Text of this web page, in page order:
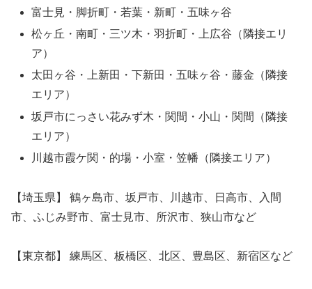
富士見・脚折町・若葉・新町・五味ヶ谷
松ヶ丘・南町・三ツ木・羽折町・上広谷（隣接エリ
ア）
太田ヶ谷・上新田・下新田・五味ヶ谷・藤金（隣接
エリア）
坂戸市にっさい花みず木・関間・小山・関間（隣接
エリア）
川越市霞ケ関・的場・小室・笠幡（隣接エリア）
【埼玉県】 鶴ヶ島市、坂戸市、川越市、日高市、入間
市、ふじみ野市、富士見市、所沢市、狭山市など
【東京都】 練馬区、板橋区、北区、豊島区、新宿区など